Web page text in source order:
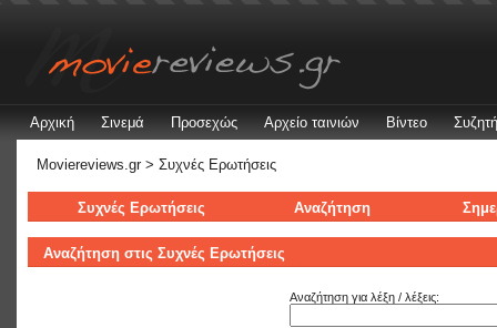
Αρχική Σινεμά Προσεχώς Αρχείο ταινιών Βίντεο
Moviereviews.gr > Συχνές Ερωτήσεις
Συχνές Ερωτήσεις Αναζήτηση
Αναζήτηση στις Συχνές Ερωτήσεις
Αναζήτηση για λέξη / λέξεις: